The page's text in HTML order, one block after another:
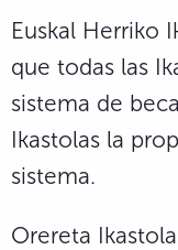
Euskal Herriko
que todas las
sistema de
Ikastolas la
sistema.
Orereta